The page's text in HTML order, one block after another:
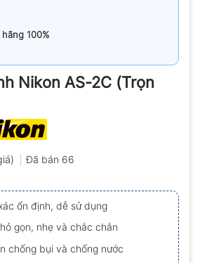
100%
Nikon AS-2C (Trọn
Đã bán 66
ổn định, dễ sử dụng
gọn, nhẹ và chắc chắn
chống bụi và chống nước